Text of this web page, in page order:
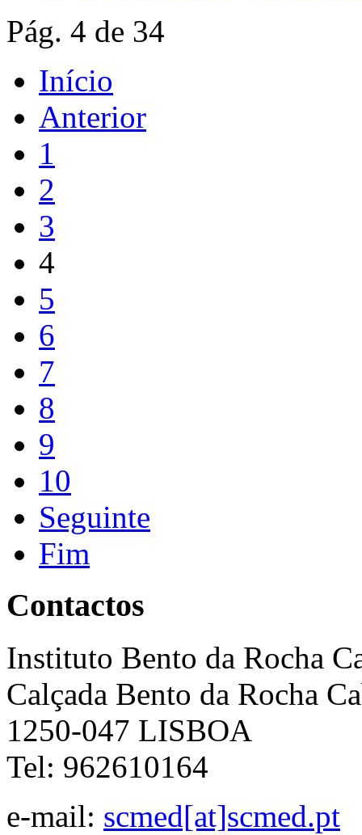
Pág. 4 de 34
Início
Anterior
1
2
3
4
5
6
7
8
9
10
Seguinte
Fim
Contactos
Instituto Bento da Rocha
Calçada Bento da Rocha
1250-047 LISBOA
Tel: 962610164
e-mail: scmed[at]scmed.pt